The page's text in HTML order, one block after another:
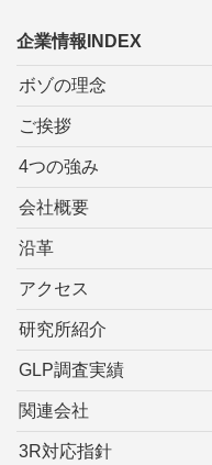
企業情報INDEX
ボゾの理念
ご挨拶
4つの強み
会社概要
沿革
アクセス
研究所紹介
GLP調査実績
関連会社
3R対応指針